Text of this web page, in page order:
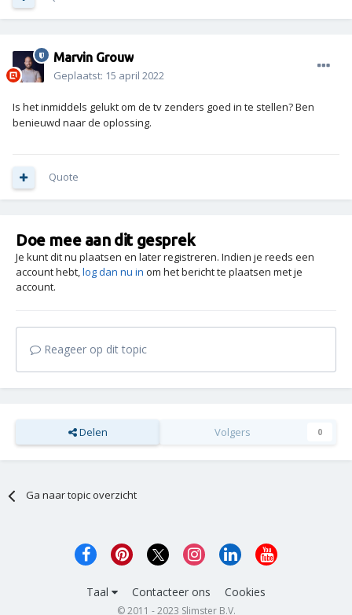
Marvin Grouw
Geplaatst: 15 april 2022
Is het inmiddels gelukt om de tv zenders goed in te stellen? Ben
benieuwd naar de oplossing.
Quote
Doe mee aan dit gesprek
Je kunt dit nu plaatsen en later registreren. Indien je reeds een
account hebt,log dan nu in om het bericht te plaatsen met je
account.
Reageer op dit topic
Delen Volgers 0
Ga naar topic overzicht
Taal Contacteer ons Cookies
© 2011 - 2023 Slimster B.V.